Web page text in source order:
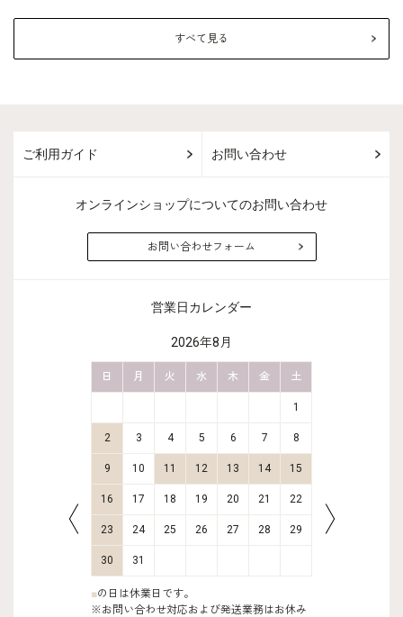
すべて見る
ご利用ガイド お問い合わせ
オンラインショップについてのお問い合わせ
お問い合わせフォーム
営業日カレンダー
2026年8月
日 月 火 水 木 金 土
1
2 3 4 5 6 7 8
9 10 11 12 13 14 15
16 17 18 19 20 21 22
23 24 25 26 27 28 29
30 31
■の日は休業日です。
※お問い合わせ対応および発送業務はお休み